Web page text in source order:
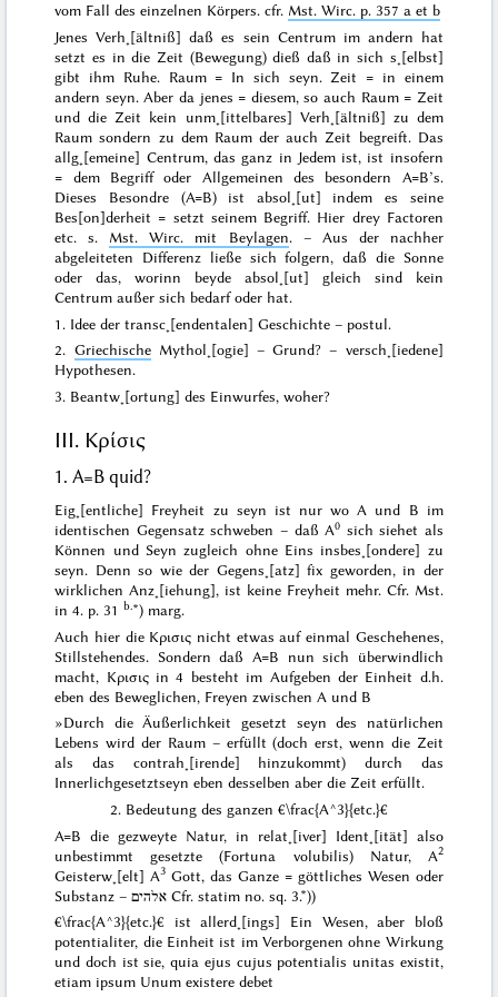
vom Fall des einzelnen Körpers. cfr. Mst. Wirc. p. 357 a et b
Jenes Verh˖[ältniß] daß es sein Centrum im andern hat
setzt es in die Zeit (Bewegung) dieß daß in sich s˖[elbst]
gibt ihm Ruhe. Raum = In sich seyn. Zeit = in einem
andern seyn. Aber da jenes = diesem, so auch Raum = Zeit
und die Zeit kein unm˖[ittelbares] Verh˖[ältniß] zu dem
Raum sondern zu dem Raum der auch Zeit begreift. Das
allg˖[emeine] Centrum, dasganz in Jedemist, ist insofern
= dem Begriff oder Allgemeinen des besondern A=B’s.
Dieses Besondre (A=B) ist absol˖[ut] indem es seine
Bes[on]derheit = setzt seinem Begriff. Hier drey Factoren
etc. s. Mst. Wirc. mit Beylagen. – Aus der nachher
abgeleiteten Differenz ließe sich folgern, daß die Sonne
oder das, worinn beyde absol˖[ut] gleich sind kein
Centrum außer sich bedarf oder hat.
1. Idee der transc˖[endentalen] Geschichte – postul.
2. GriechischeMythol˖[ogie] – Grund? – versch˖[iedene]
Hypothesen.
3. Beantw˖[ortung] des Einwurfes, woher?
III. Κρίσις
1. A=B quid?
Eig˖[entliche] Freyheit zu seyn ist nur wo A und B im
identischen Gegensatz schweben – daß A0 sich siehet als
Können und Seyn zugleich ohne Eins insbes˖[ondere] zu
seyn. Denn so wie der Gegens˖[atz] fix geworden, in der
wirklichen Anz˖[iehung], ist keine Freyheit mehr. Cfr. Mst.
in 4. p. 31b.*) marg.
Auch hier die Κρισις nicht etwas auf einmal Geschehenes,
Stillstehendes. Sondern daß A=B nun sich überwindlich
macht, Κρισιςin 4 besteht im Aufgeben der Einheit d.h.
eben des Beweglichen, Freyen zwischen A und B
»Durch die Äußerlichkeit gesetzt seyn des natürlichen
Lebens wird der Raum – erfüllt (doch erst, wenn die Zeit
als das contrah˖[irende] hinzukommt) durch das
Innerlichgesetztseyn eben desselben aber die Zeit erfüllt.
2. Bedeutung des ganzen €\frac{A^3}{etc.}€
A=B die gezweyte Natur, in relat˖[iver] Ident˖[ität] also
unbestimmt gesetzte (Fortuna volubilis) Natur, A2
Geisterw˖[elt] A3 Gott, dasGanze = göttliches Wesen oder
Substanz –אלהים Cfr. statim no. sq. 3.*))
€\frac{A^3}{etc.}€ ist allerd˖[ings] Ein Wesen, aber bloß
potentialiter, die Einheit ist im Verborgenen ohne Wirkung
und doch ist sie,quia ejus cujus potentialis unitas existit,
etiam ipsum Unum existere debet